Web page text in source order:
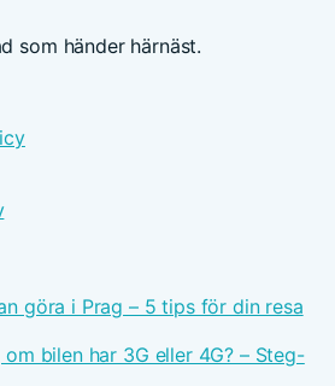
som händer härnäst.
göra i Prag – 5 tips för din resa
bilen har 3G eller 4G? – Steg-